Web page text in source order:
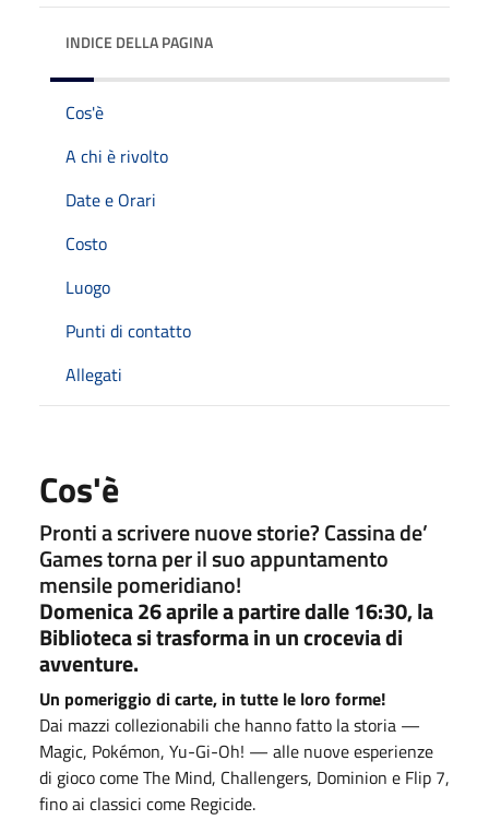
INDICE DELLA PAGINA
Cos'è
A chi è rivolto
Date e Orari
Costo
Luogo
Punti di contatto
Allegati
Cos'è
Pronti a scrivere nuove storie? Cassina de’
Games torna per il suo appuntamento
mensile pomeridiano!
Domenica 26 aprile a partire dalle 16:30, la
Biblioteca si trasforma in un crocevia di
avventure.
Un pomeriggio di carte, in tutte le loro forme!
Dai mazzi collezionabili che hanno fatto la storia —
Magic, Pokémon, Yu-Gi-Oh! — alle nuove esperienze
di gioco come The Mind, Challengers, Dominion e Flip 7,
fino ai classici come Regicide.